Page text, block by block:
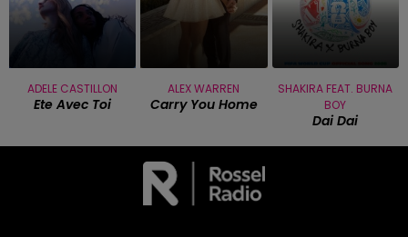
ADELE CASTILLON
Ete Avec Toi
ALEX WARREN
Carry You Home
SHAKIRA FEAT. BURNA
BOY
Dai Dai